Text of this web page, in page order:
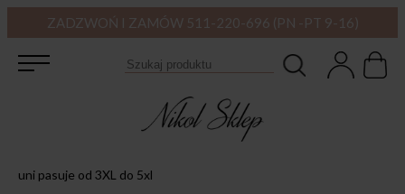
ZADZWOŃ I ZAMÓW 511-220-696 (PN -PT 9-16)
uni pasuje od 3XL do 5xl